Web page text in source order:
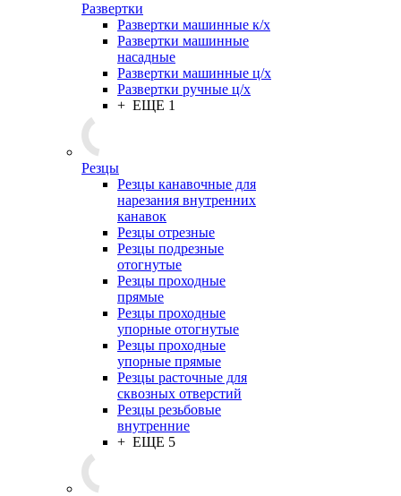
Развертки
Развертки машинные к/х
Развертки машинные
насадные
Развертки машинные ц/х
Развертки ручные ц/х
+ ЕЩЕ 1
Резцы
Резцы канавочные для
нарезания внутренних
канавок
Резцы отрезные
Резцы подрезные
отогнутые
Резцы проходные
прямые
Резцы проходные
упорные отогнутые
Резцы проходные
упорные прямые
Резцы расточные для
сквозных отверстий
Резцы резьбовые
внутренние
+ ЕЩЕ 5